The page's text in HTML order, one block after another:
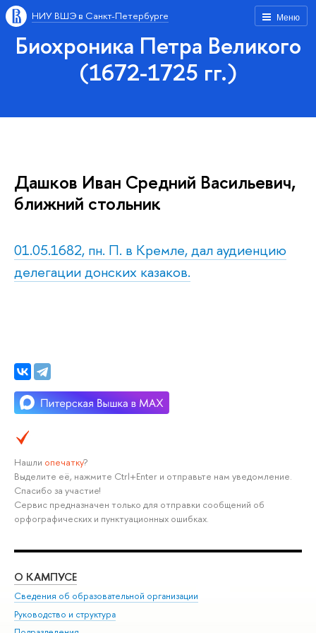
Меню
НИУ ВШЭ в Санкт-Петербурге
Биохроника Петра Великого
(1672-1725 гг.)
Дашков Иван Средний Васильевич,
ближний стольник
01.05.1682, пн. П. в Кремле, дал аудиенцию
делегации донских казаков.
Нашли опечатку?
Выделите её, нажмите Ctrl+Enter и отправьте нам уведомление.
Спасибо за участие!
Сервис предназначен только для отправки сообщений об
орфографических и пунктуационных ошибках.
О КАМПУСЕ
Сведения об образовательной организации
Руководство и структура